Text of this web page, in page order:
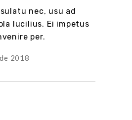
nec, usu ad
lucilius. Ei impetus
per.
2018